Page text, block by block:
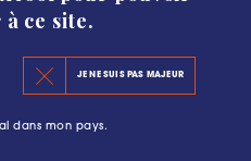
ce site.
JE NE SUIS PAS MAJEUR
dans mon pays.